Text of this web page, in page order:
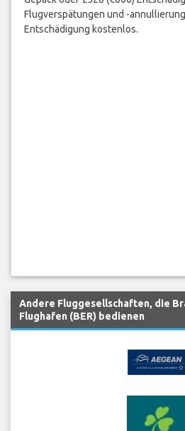
Flugverspätungen und -
Entschädigung kostenlos.
Andere Fluggesellschaften, die
Flughafen (BER) bedienen